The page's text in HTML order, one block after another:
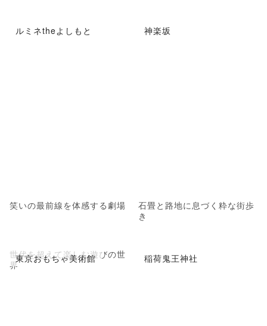
ルミネtheよしもと
笑いの最前線を体感する劇場
神楽坂
石畳と路地に息づく粋な街歩
き
東京おもちゃ美術館
世代を超えて楽しむ遊びの世
界
稲荷鬼王神社